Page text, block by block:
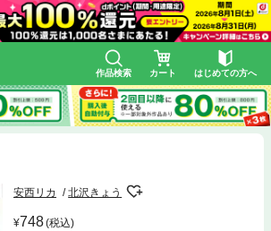
作品検索 カート はじめての方へ
安西リカ 北沢きょう
748(税込)